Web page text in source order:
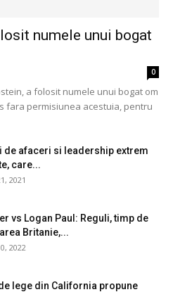
numele unui bogat
0
a folosit numele unui bogat om
fara permisiunea acestuia, pentru
de afaceri si leadership extrem
care...
2021
vs Logan Paul: Reguli, timp de
Britanie,...
2022
lege din California propune